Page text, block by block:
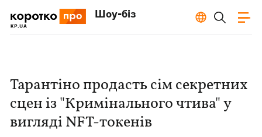
Шоу-біз
Тарантіно продасть сім секретних
сцен із "Кримінального чтива" у
вигляді NFT-токенів